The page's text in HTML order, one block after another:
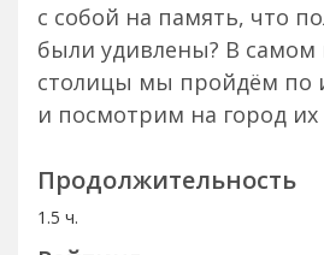
с собой на память, что
были удивлены? В самом
столицы мы пройдём по
и посмотрим на город их
Продолжительность
1.5 ч.